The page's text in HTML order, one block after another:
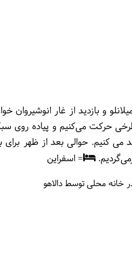
و بازدید از غار انوشیروان
حرکت می‌کنیم و پیاده روی
کنیم. حوالی بعد از ظهر برای
= اسفراین
خانه محلی توسط دالاهو